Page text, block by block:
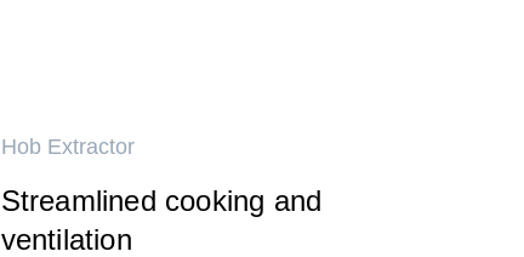
Hob Extractor
Streamlined cooking and
ventilation